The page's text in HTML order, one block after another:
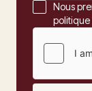
Nous